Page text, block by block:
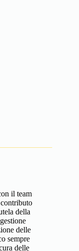
il team
della
delle
sempre
delle